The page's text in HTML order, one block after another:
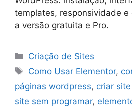
templates, responsividade e
a versão gratuita e Pro.
Categorias
Criação de Sites
Tags
Como Usar Elementor,
páginas wordpress, criar
site sem programar,